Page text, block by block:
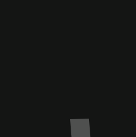
Marca El Corte Inglés